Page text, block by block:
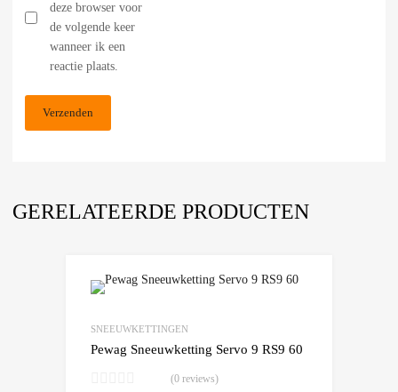
deze browser voor
de volgende keer
wanneer ik een
reactie plaats.
GERELATEERDE PRODUCTEN
SNEEUWKETTINGEN
Pewag Sneeuwketting Servo 9 RS9 60
(0 reviews)